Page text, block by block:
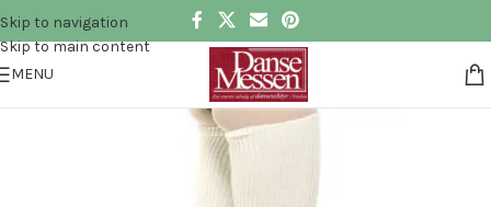
Skip to navigation
Skip to main content
MENU